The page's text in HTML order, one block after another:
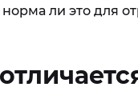
ли это для